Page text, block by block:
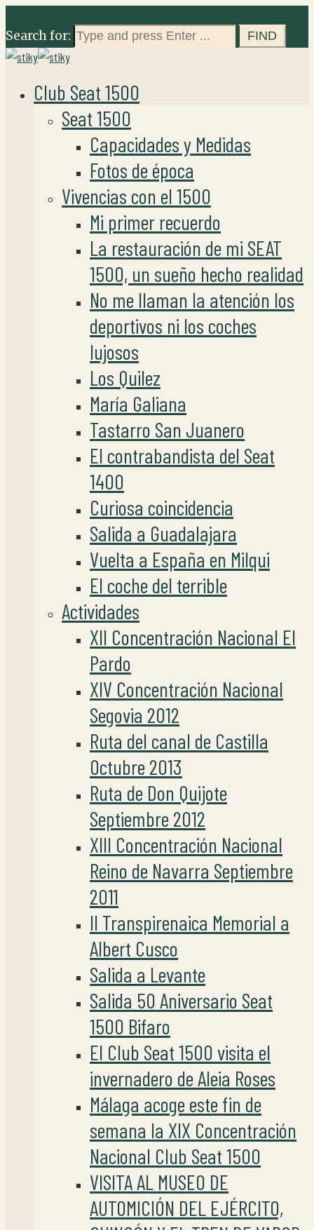
Search for:
Club Seat 1500
Seat 1500
Capacidades y Medidas
Fotos de época
Vivencias con el 1500
Mi primer recuerdo
La restauración de mi SEAT
1500, un sueño hecho realidad
No me llaman la atención los
deportivos ni los coches
lujosos
Los Quilez
María Galiana
Tastarro San Juanero
El contrabandista del Seat
1400
Curiosa coincidencia
Salida a Guadalajara
Vuelta a España en Milqui
El coche del terrible
Actividades
XII Concentración Nacional El
Pardo
XIV Concentración Nacional
Segovia 2012
Ruta del canal de Castilla
Octubre 2013
Ruta de Don Quijote
Septiembre 2012
XIII Concentración Nacional
Reino de Navarra Septiembre
2011
II Transpirenaica Memorial a
Albert Cusco
Salida a Levante
Salida 50 Aniversario Seat
1500 Bifaro
El Club Seat 1500 visita el
invernadero de Aleia Roses
Málaga acoge este fin de
semana la XIX Concentración
Nacional Club Seat 1500
VISITA AL MUSEO DE
AUTOMICIÓN DEL EJÉRCITO,